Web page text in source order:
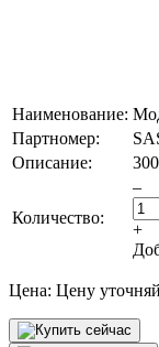
Наименование:
Партномер:
Описание:
Количество:
–
+
Цена: Цену